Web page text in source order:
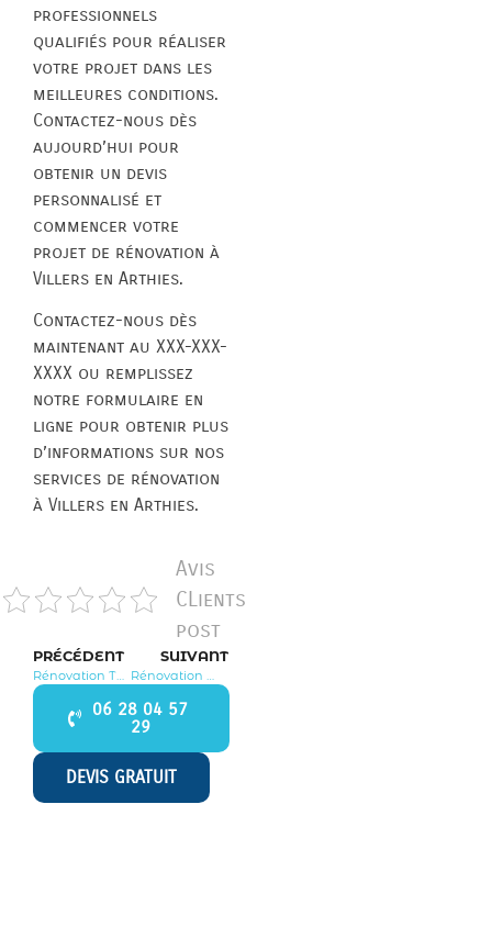
professionnels
qualifiés pour réaliser
votre projet dans les
meilleures conditions.
Contactez-nous dès
aujourd’hui pour
obtenir un devis
personnalisé et
commencer votre
projet de rénovation à
Villers en Arthies.
Contactez-nous dès
maintenant au XXX-XXX-
XXXX ou remplissez
notre formulaire en
ligne pour obtenir plus
d’informations sur nos
services de rénovation
à Villers en Arthies.
Avis
CLients
post
PRÉCÉDENT
Rénovation Théméricourt 95450
SUIVANT
Rénovation Montsoult 95560
06 28 04 57
29
DEVIS GRATUIT